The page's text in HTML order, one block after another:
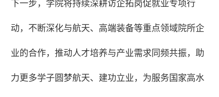
下一步，学院将持续深耕访企拓岗促就业专项行
动，不断深化与航天、高端装备等重点领域院所企
业的合作，推动人才培养与产业需求同频共振，助
力更多学子圆梦航天、建功立业，为服务国家高水